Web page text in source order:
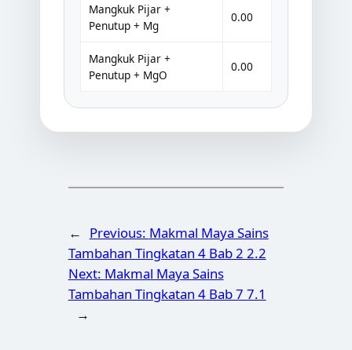
Mangkuk Pijar +
Penutup + Mg
0.00
Mangkuk Pijar +
Penutup + MgO
0.00
← Previous: Makmal Maya Sains
Tambahan Tingkatan 4 Bab 2 2.2
Next: Makmal Maya Sains
Tambahan Tingkatan 4 Bab 7 7.1
→